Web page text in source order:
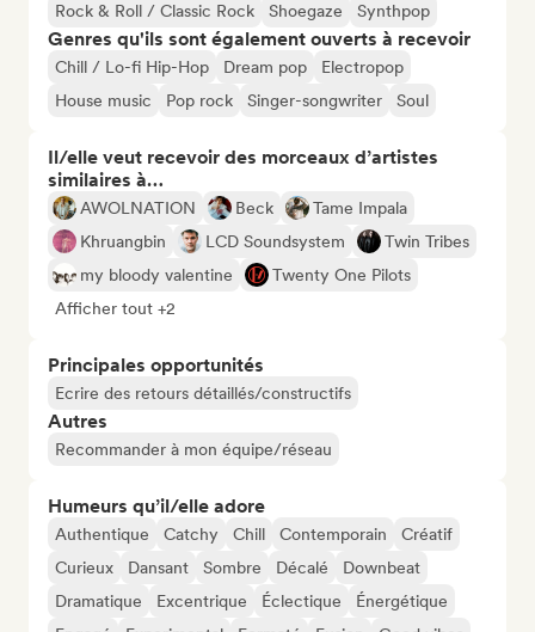
Rock & Roll / Classic Rock
Shoegaze Synthpop
Genres qu'ils sont également ouverts à recevoir
Chill / Lo-fi Hip-Hop Dream pop
Electropop
House music
Pop rock Singer-songwriter Soul
Il/elle veut recevoir des morceaux d’artistes
similaires à…
AWOLNATION Beck
Tame Impala
Khruangbin
LCD Soundsystem
Twin Tribes
my bloody valentine
Twenty One Pilots
Afficher tout +2
Principales opportunités
Ecrire des retours détaillés/constructifs
Autres
Recommander à mon équipe/réseau
Humeurs qu’il/elle adore
Authentique Catchy Chill Contemporain
Créatif
Curieux
Dansant Sombre Décalé
Downbeat
Dramatique
Excentrique Éclectique
Énergétique